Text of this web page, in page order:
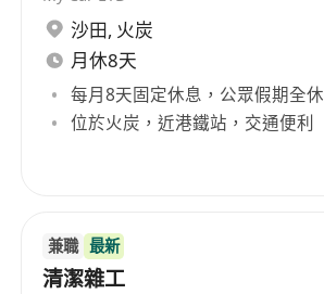
沙田, 火炭
月休8天
每月8天固定休息，公眾假期全休
位於火炭，近港鐵站，交通便利
兼職 最新
清潔雜工